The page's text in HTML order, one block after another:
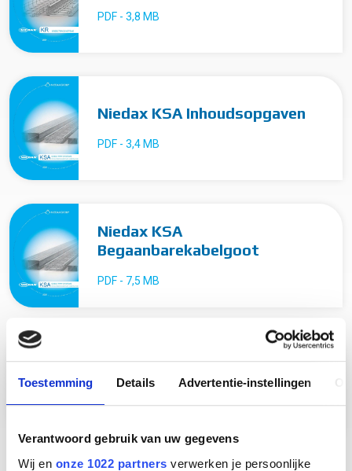
Toestemming Details Advertentie-instellingen
Verantwoord gebruik van uw gegevens
Wij en onze 1022 partners verwerken je persoonlijke
PDF - 3,8 MB
Niedax KSA Inhoudsopgaven
PDF - 3,4 MB
Niedax KSA
Begaanbarekabelgoot
PDF - 7,5 MB
Niedax KSA MTC Draadgoot